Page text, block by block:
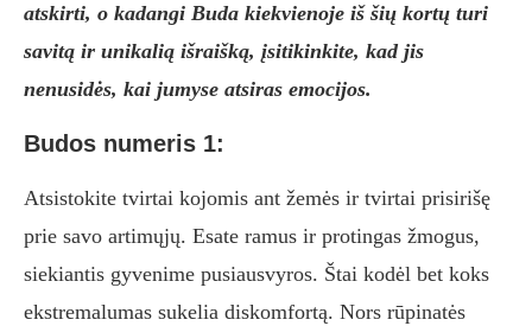
atskirti, o kadangi Buda kiekvienoje iš šių kortų turi
savitą ir unikalią išraišką, įsitikinkite, kad jis
nenusidės, kai jumyse atsiras emocijos.
Budos numeris 1:
Atsistokite tvirtai kojomis ant žemės ir tvirtai prisirišę
prie savo artimųjų. Esate ramus ir protingas žmogus,
siekiantis gyvenime pusiausvyros. Štai kodėl bet koks
ekstremalumas sukelia diskomfortą. Nors rūpinatės